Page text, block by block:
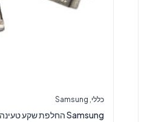
כללי Samsung
Samsung החלפת שקע טעינה Galaxy S10E